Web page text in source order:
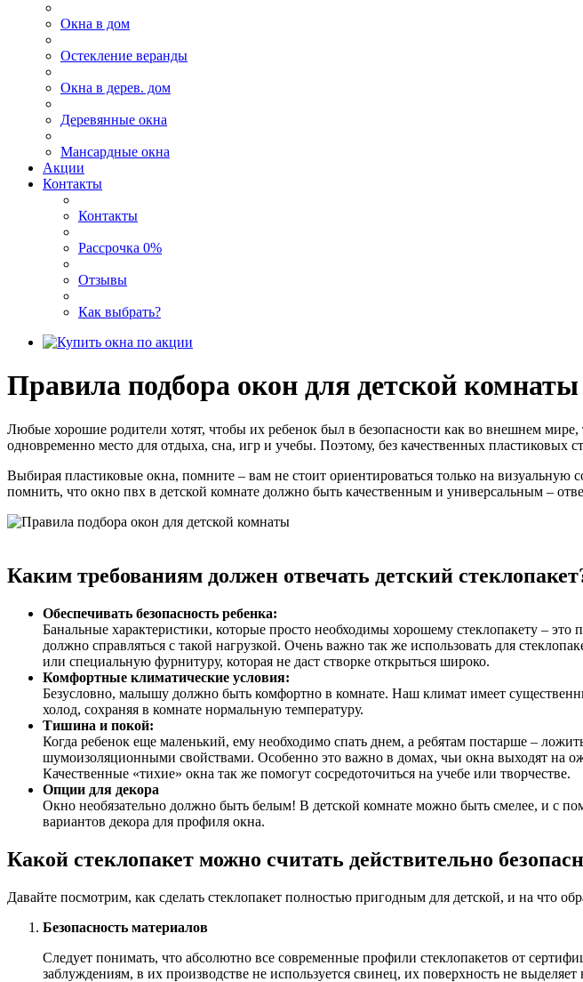
Окна в дом
Остекление веранды
Окна в дерев. дом
Деревянные окна
Мансардные окна
Акции
Контакты
Контакты
Рассрочка 0%
Отзывы
Как выбрать?
Правила подбора окон для детской комнаты
Любые хорошие родители хотят, чтобы их ребенок был в безопасности как во внешнем
одновременно место для отдыха, сна, игр и учебы. Поэтому, без качественных пластиковых
Выбирая пластиковые окна, помните – вам не стоит ориентироваться только на
помнить, что окно пвх в детской комнате должно быть качественным и универсальным –
Каким требованиям должен отвечать детский
Обеспечивать безопасность ребенка:
Банальные характеристики, которые просто необходимы хорошему стеклопакету –
должно справляться с такой нагрузкой. Очень важно так же использовать для
или специальную фурнитуру, которая не даст створке открыться широко.
Комфортные климатические условия:
Безусловно, малышу должно быть комфортно в комнате. Наш климат имеет
холод, сохраняя в комнате нормальную температуру.
Тишина и покой:
Когда ребенок еще маленький, ему необходимо спать днем, а ребятам постарше –
шумоизоляционными свойствами. Особенно это важно в домах, чьи окна выходят на
Качественные «тихие» окна так же помогут сосредоточиться на учебе или творчестве.
Опции для декора
Окно необязательно должно быть белым! В детской комнате можно быть смелее, и с
вариантов декора для профиля окна.
Какой стеклопакет можно считать действительно
Давайте посмотрим, как сделать стеклопакет полностью пригодным для детской, и на что
Безопасность материалов
Следует понимать, что абсолютно все современные профили стеклопакетов от
заблуждениям, в их производстве не используется свинец, их поверхность не